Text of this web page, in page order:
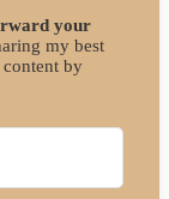
your
my best
content by